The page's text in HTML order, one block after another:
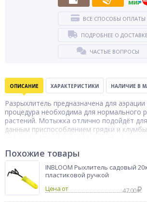
ВСЕ СПОСОБЫ ОПЛАТЫ
ПОДРОБНЕЕ О
ЧАСТЫЕ ВОПРОСЫ
ОПИСАНИЕ ХАРАКТЕРИСТИКИ НАЛИЧИЕ В
Разрыхлитель предназначена для
процедура необходима для нормального
растений. Мотыжка отлично подойдёт
данным приспособлением грядки и
удобно хранить.
Тип товара
Рыхлитель
Бренд
INBLOOM
Похожие товары
INBLOOM Рыхлитель садовый
пластиковой ручкой
Цена от
47.00